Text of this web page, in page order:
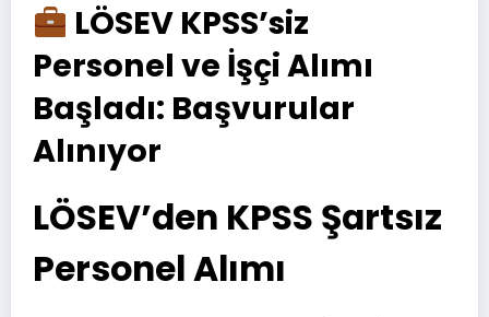
LÖSEV KPSS’siz
Personel ve İşçi Alımı
Başladı: Başvurular
Alınıyor
LÖSEV’den KPSS Şartsız
Personel Alımı